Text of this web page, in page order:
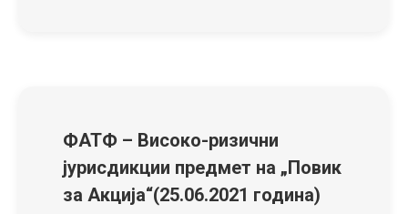
ФАТФ – Високо-ризични
јурисдикции предмет на „Повик
за Акција“(25.06.2021 година)